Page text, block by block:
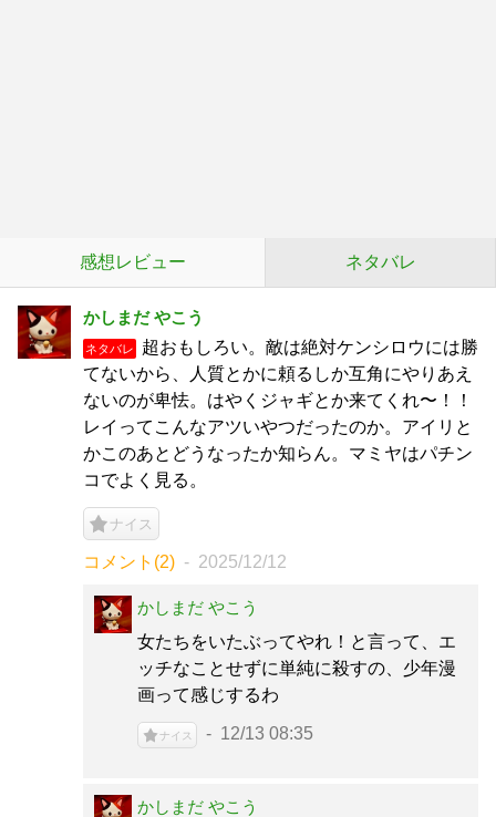
感想レビュー ネタバレ
かしまだ やこう
ネタバレ
超おもしろい。敵は絶対ケンシロウには勝
てないから、人質とかに頼るしか互角にやりあえ
ないのが卑怯。はやくジャギとか来てくれ〜！！
レイってこんなアツいやつだったのか。アイリと
かこのあとどうなったか知らん。マミヤはパチン
コでよく見る。
ナイス
コメント(2) 2025/12/12
かしまだ やこう
女たちをいたぶってやれ！と言って、エ
ッチなことせずに単純に殺すの、少年漫
画って感じするわ
ナイス 12/13 08:35
かしまだ やこう